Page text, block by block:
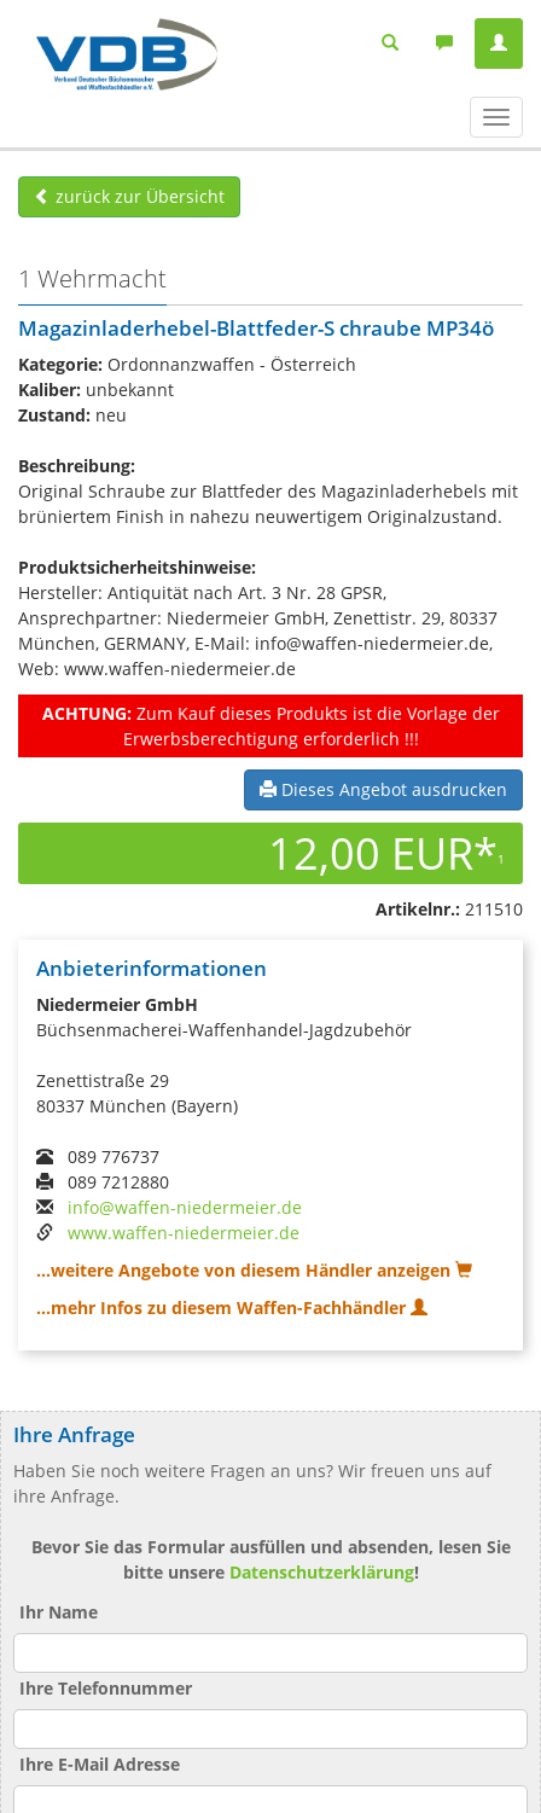
ein-/
zurück zur Übersicht
1 Wehrmacht
Magazinladerhebel-Blattfeder-S chraube MP34ö
Kategorie: Ordonnanzwaffen - Österreich
Kaliber: unbekannt
Zustand: neu
Beschreibung:
Original Schraube zur Blattfeder des Magazinladerhebels mit
brüniertem Finish in nahezu neuwertigem Originalzustand.
Produktsicherheitshinweise:
Hersteller: Antiquität nach Art. 3 Nr. 28 GPSR,
Ansprechpartner: Niedermeier GmbH, Zenettistr. 29, 80337
München, GERMANY, E-Mail: info@waffen-niedermeier.de,
Web: www.waffen-niedermeier.de
ACHTUNG:Zum Kauf dieses Produkts ist die Vorlage der
Erwerbsberechtigung erforderlich !!!
Dieses Angebot ausdrucken
12,00 EUR*1
Artikelnr.: 211510
Anbieterinformationen
Niedermeier GmbH
Büchsenmacherei-Waffenhandel-Jagdzubehör
Zenettistraße 29
80337 München (Bayern)
089 776737
089 7212880
info@waffen-niedermeier.de
www.waffen-niedermeier.de
...weitere Angebote von diesem Händler anzeigen
...mehr Infos zu diesem Waffen-Fachhändler
Ihre Anfrage
Haben Sie noch weitere Fragen an uns? Wir freuen uns auf
ihre Anfrage.
Bevor Sie das Formular ausfüllen und absenden, lesen Sie
bitte unsere Datenschutzerklärung!
Ihr Name
Ihre Telefonnummer
Ihre E-Mail Adresse